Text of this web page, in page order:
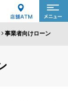
事業者向けローン